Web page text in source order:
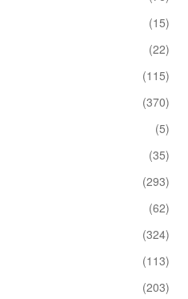
(15)
(22)
(115)
(370)
(5)
(35)
(293)
(62)
(324)
(113)
(203)